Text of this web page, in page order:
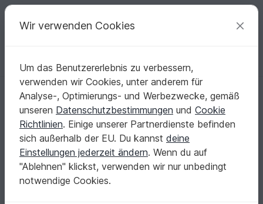
Deine kreativen Ideen
Deutsch | € (EUR) einloggen Kostenlos registrieren
Startseite Häkeln Haus & Deko Türkränze
Frühlingskranz Löwenzahn
Frühlingskranz Löwenzahn
Wir verwenden Cookies
Um das Benutzererlebnis zu verbessern,
verwenden wir Cookies, unter anderem für
Analyse-, Optimierungs- und Werbezwecke, gemäß
unseren Datenschutzbestimmungen und Cookie
Richtlinien. Einige unserer Partnerdienste befinden
sich außerhalb der EU. Du kannst deine
Einstellungen jederzeit ändern. Wenn du auf
"Ablehnen" klickst, verwenden wir nur unbedingt
notwendige Cookies.